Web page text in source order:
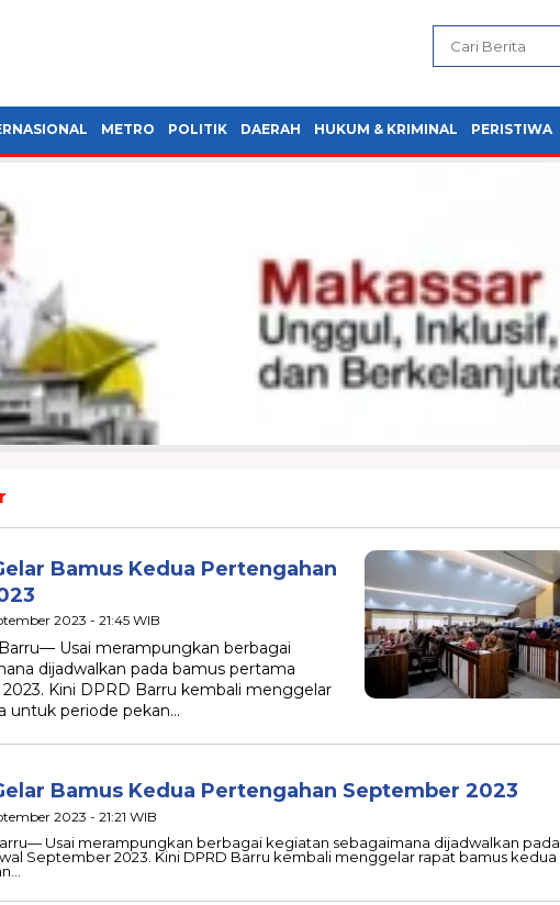
METRO POLITIK DAERAH HUKUM & KRIMINAL PERISTIWA
Bamus Kedua Pertengahan
2023 - 21:45 WIB
Usai merampungkan berbagai
dijadwalkan pada bamus pertama
Kini DPRD Barru kembali menggelar
untuk periode pekan…
Bamus Kedua Pertengahan September 2023
2023 - 21:21 WIB
Usai merampungkan berbagai kegiatan sebagaimana dijadwalkan pada
September 2023. Kini DPRD Barru kembali menggelar rapat bamus kedua